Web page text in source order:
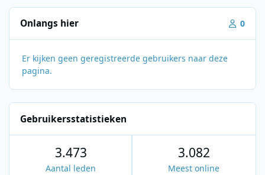
Onlangs hier 0
Er kijken geen geregistreerde gebruikers naar deze
pagina.
Gebruikersstatistieken
3.473
Aantal leden
3.082
Meest online